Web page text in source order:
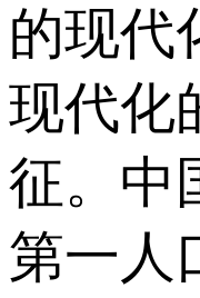
的现代
现代化
征。中
第一人